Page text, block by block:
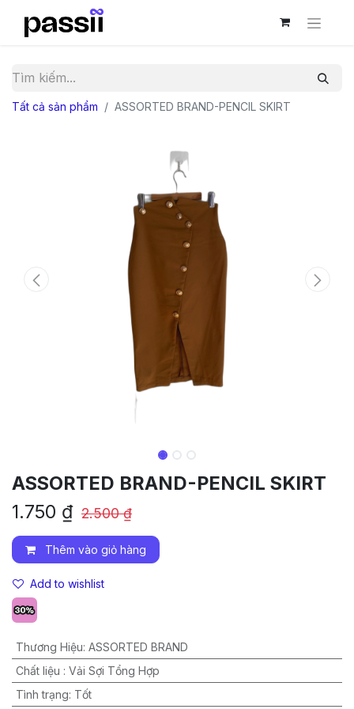
Tất cả sản phẩm ASSORTED BRAND-PENCIL SKIRT
ASSORTED BRAND-PENCIL SKIRT
1.750 ₫ 2.500₫
Thêm vào giỏ hàng
Add to wishlist
Thương Hiệu: ASSORTED BRAND
Chất liệu : Vải Sợi Tổng Hợp
Tình trạng: Tốt